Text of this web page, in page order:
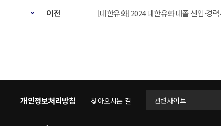
이전 [대한유화] 2024 대한유화 대졸 신입·경
개인정보처리방침 찾아오시는 길 관련사이트